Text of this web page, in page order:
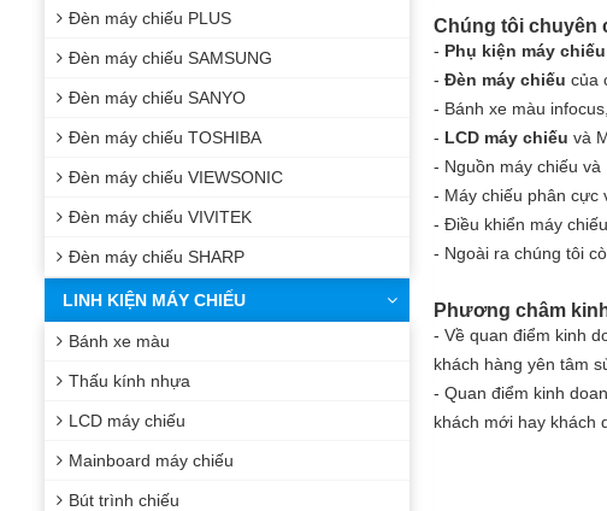
Chúng tôi chuyên
- Phụ kiện máy chiếu
- Đèn máy chiếu của
- Bánh xe màu
- LCD máy chiếu và
- Nguồn máy chiếu và
- Máy chiếu phân cực
- Điều khiển máy chiếu
- Ngoài ra chúng tôi
Phương châm
- Về quan điểm kinh
khách hàng yên tâm
- Quan điểm kinh
khách mới hay khách
Đèn máy chiếu PLUS
Đèn máy chiếu SAMSUNG
Đèn máy chiếu SANYO
Đèn máy chiếu TOSHIBA
Đèn máy chiếu VIEWSONIC
Đèn máy chiếu VIVITEK
Đèn máy chiếu SHARP
LINH KIỆN MÁY CHIẾU
Bánh xe màu
Thấu kính nhựa
LCD máy chiếu
Mainboard máy chiếu
Bút trình chiếu